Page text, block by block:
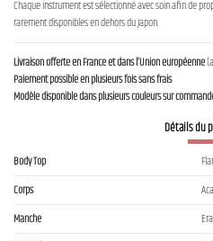
Chaque instrument est sélectionné avec soin afin de
rarement disponibles en dehors du Japon.
Livraison offerte en France et dans l’Union européenne
Paiement possible en plusieurs fois sans frais
Modèle disponible dans plusieurs couleurs sur
Détails du
Body Top
Corps
Manche